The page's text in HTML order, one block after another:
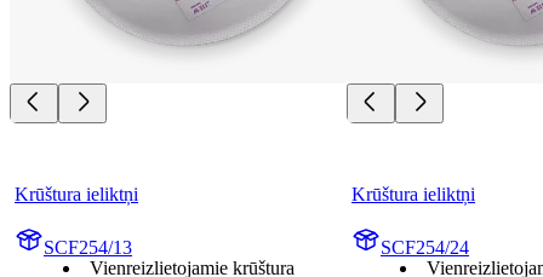
Krūštura ieliktņi
SCF254/13
Vienreizlietojamie krūštura
Krūštura ieliktņi
SCF254/24